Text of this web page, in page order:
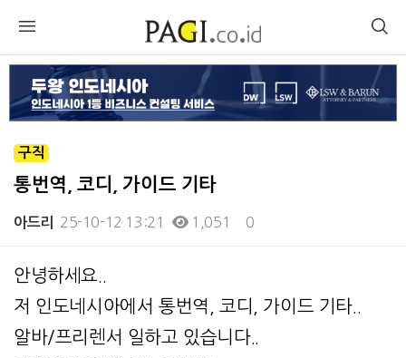
구직
통번역, 코디, 가이드 기타
아드리 25-10-12 13:21 1,051 0
본문
안녕하세요..
저 인도네시아에서 통번역, 코디, 가이드 기타..
알바/프리렌서 일하고 있습니다..